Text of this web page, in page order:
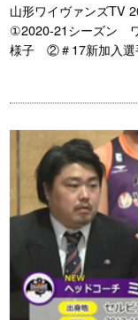
山形ワイヴァンズTV
①2020-21シーズン
様子 ②＃17新加入選